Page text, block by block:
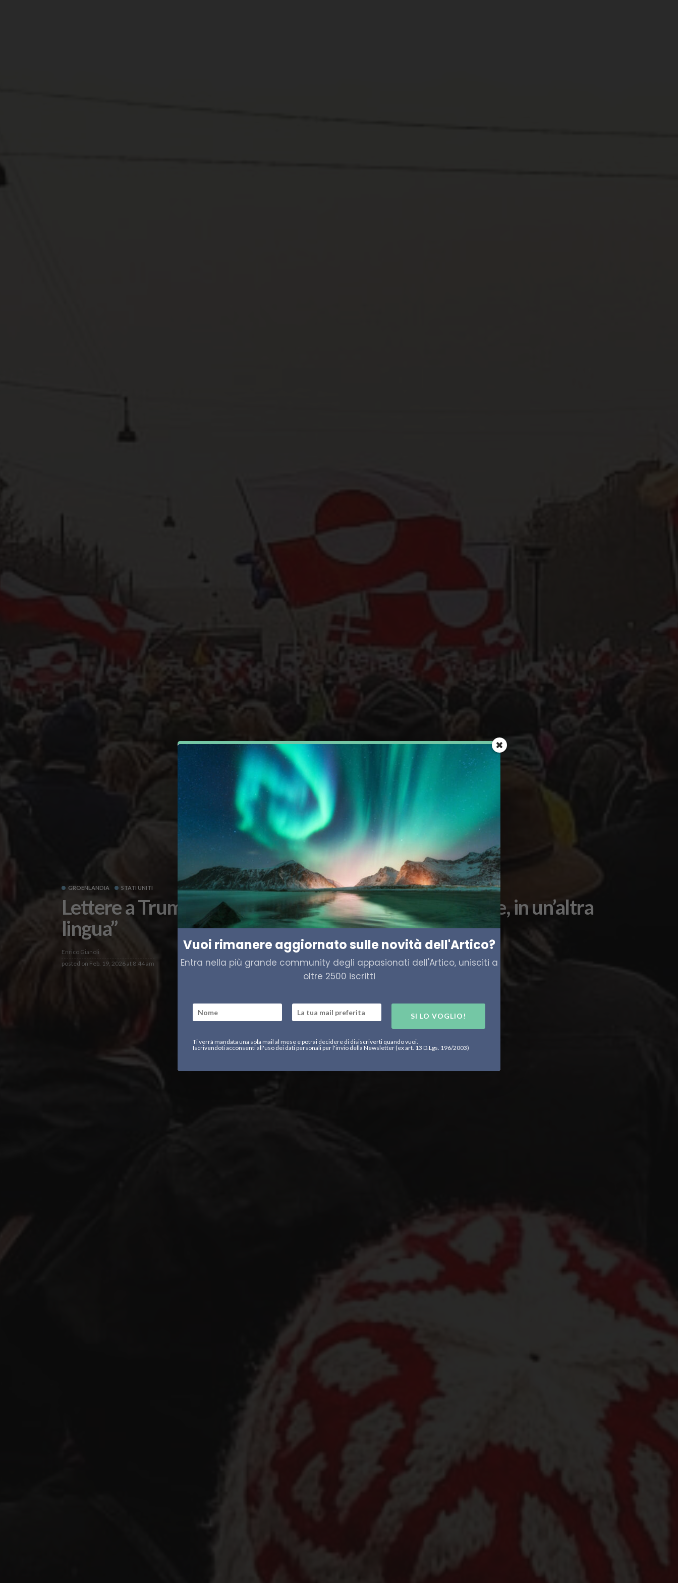
GROENLANDIA STATI UNITI
Lettere a Trump da Kalaallit Nunaat: “La storia si ripete, in un’altra
lingua”
Enrico Gianoli
posted on Feb. 19, 2026 at 8:44 am
Vuoi rimanere aggiornato sulle novità dell'Artico?
Entra nella più grande community degli appasionati dell'Artico, unisciti a
oltre 2500 iscritti
SI LO VOGLIO!
Ti verrà mandata una sola mail al mese e potrai decidere di disiscriverti quando vuoi.
Iscrivendoti acconsenti all'uso dei dati personali per l'invio della Newsletter (ex art. 13 D.Lgs. 196/2003)